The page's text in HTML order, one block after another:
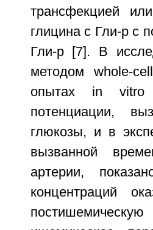
трансфекцией
глицина с Гли-р с
Гли-р [7]. В
методом whole-
опытах in vitro
потенциации,
глюкозы, и в
вызванной
артерии,
концентраций